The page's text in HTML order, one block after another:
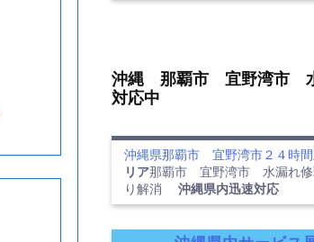
沖縄 那覇市 宜野湾市
対応中
沖縄県那覇市 宜野湾市２４時
リア那覇市 宜野湾市 水漏れ
り解消 沖縄県内迅速対応